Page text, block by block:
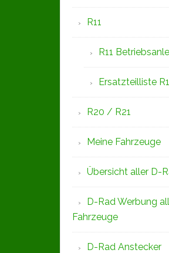
R11
R11
Ersatzteilliste
R20 / R21
Meine Fahrzeuge
Übersicht aller D-
D-Rad Werbung
Fahrzeuge
D-Rad Anstecker